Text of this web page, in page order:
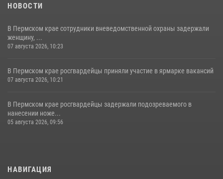
НОВОСТИ
В Пермском крае сотрудники вневедомственной охраны задержали
женщину, ...
07 августа 2026, 10:23
В Пермском крае росгвардейцы приняли участие в ярмарке вакансий
07 августа 2026, 10:21
В Пермском крае росгвардейцы задержали подозреваемого в
нанесении ноже...
05 августа 2026, 09:56
НАВИГАЦИЯ